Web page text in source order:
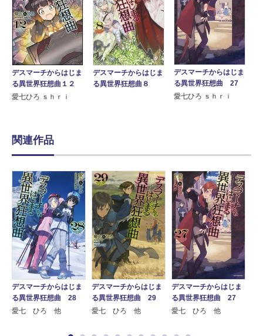
デスマーチからはじま
る異世界狂想曲１２
愛七ひろ ｓｈｒｉ
デスマーチからはじま
る異世界狂想曲８
デスマーチからはじま
る異世界狂想曲 27
愛七ひろ ｓｈｒｉ
関連作品
デスマーチからはじま
る異世界狂想曲 28
愛七 ひろ 他
デスマーチからはじま
る異世界狂想曲 29
愛七 ひろ 他
デスマーチからはじま
る異世界狂想曲 27
愛七 ひろ 他